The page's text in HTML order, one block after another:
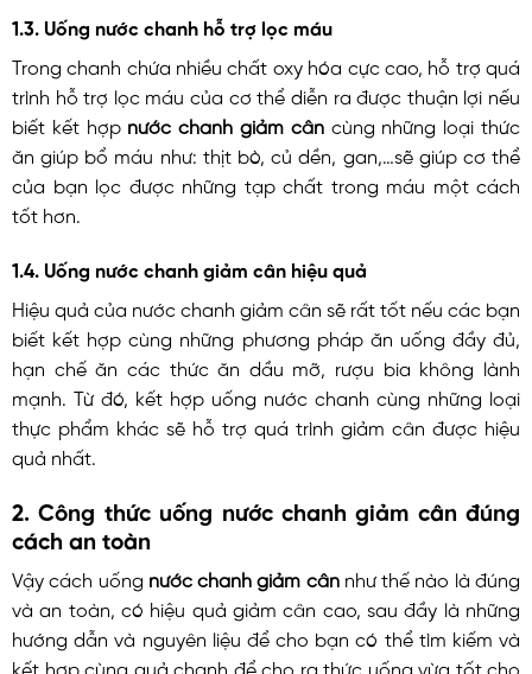
1.3. Uống nước chanh hỗ trợ lọc máu
Trong chanh chứa nhiều chất oxy hóa cực cao, hỗ trợ quá
trình hỗ trợ lọc máu của cơ thể diễn ra được thuận lợi nếu
biết kết hợp nước chanh giảm câncùng những loại thức
ăn giúp bổ máu như: thịt bò, củ dền, gan,…sẽ giúp cơ thể
của bạn lọc được những tạp chất trong máu một cách
tốt hơn.
1.4. Uống nước chanh giảm cân hiệu quả
Hiệu quả của nước chanh giảm cân sẽ rất tốt nếu các bạn
biết kết hợp cùng những phương pháp ăn uống đầy đủ,
hạn chế ăn các thức ăn dầu mỡ, rượu bia không lành
mạnh. Từ đó, kết hợp uống nước chanh cùng những loại
thực phẩm khác sẽ hỗ trợ quá trình giảm cân được hiệu
quả nhất.
2. Công thức uống nước chanh giảm cân đúng
cách an toàn
Vậy cách uống nước chanh giảm cânnhư thế nào là đúng
và an toàn, có hiệu quả giảm cân cao, sau đầy là những
hướng dẫn và nguyên liệu để cho bạn có thể tìm kiếm và
kết hợp cùng quả chanh để cho ra thức uống vừa tốt cho